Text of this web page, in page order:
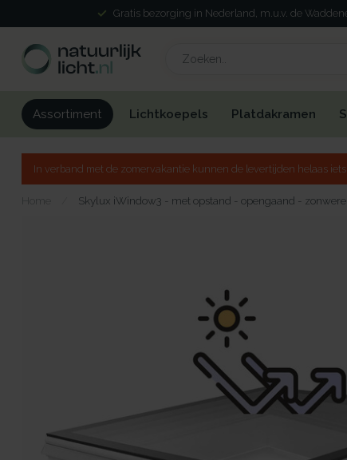
Gratis bezorging in Nederland, m.u.v. de
Assortiment Lichtkoepels Platdakramen
In verband met de zomervakantie kunnen de levertijden helaas
Home Skylux iWindow3 - met opstand - opengaand -